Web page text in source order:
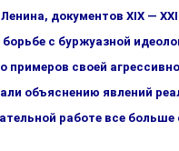
документов XIX —
борьбе с буржуазной
примеров своей
объяснению явлений
работе все